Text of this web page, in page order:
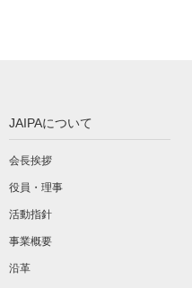
JAIPAについて
会長挨拶
役員・理事
活動指針
事業概要
沿革